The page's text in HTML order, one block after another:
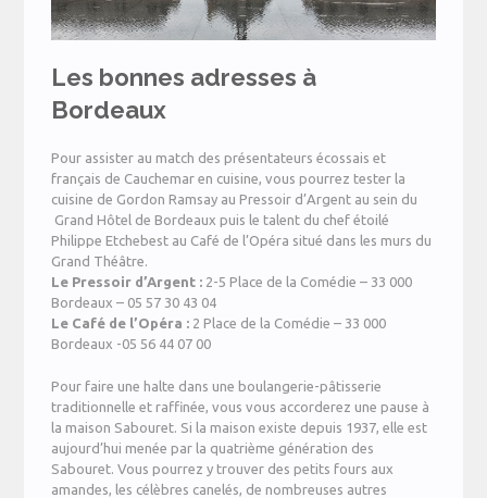
Les bonnes adresses à
Bordeaux
Pour assister au match des présentateurs écossais et
français de Cauchemar en cuisine, vous pourrez tester la
cuisine de Gordon Ramsay au Pressoir d’Argent au sein du
Grand Hôtel de Bordeaux puis le talent du chef étoilé
Philippe Etchebest au Café de l’Opéra situé dans les murs du
Grand Théâtre.
Le Pressoir d’Argent : 2-5 Place de la Comédie – 33 000
Bordeaux – 05 57 30 43 04
Le Café de l’Opéra : 2 Place de la Comédie – 33 000
Bordeaux -05 56 44 07 00
Pour faire une halte dans une boulangerie-pâtisserie
traditionnelle et raffinée, vous vous accorderez une pause à
la maison Sabouret. Si la maison existe depuis 1937, elle est
aujourd’hui menée par la quatrième génération des
Sabouret. Vous pourrez y trouver des petits fours aux
amandes, les célèbres canelés, de nombreuses autres